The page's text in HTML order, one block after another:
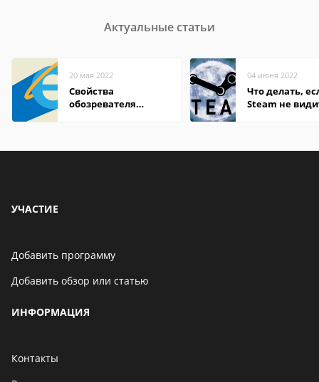
Актуальные статьи
20 мая 2022
Свойства
обозревателя
04 июня 2022
Что делать,
Steam не
УЧАСТИЕ
Добавить программу
Добавить обзор или статью
ИНФОРМАЦИЯ
Контакты